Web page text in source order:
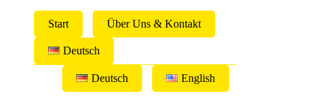
Start Über Uns & Kontakt
Deutsch
Deutsch English